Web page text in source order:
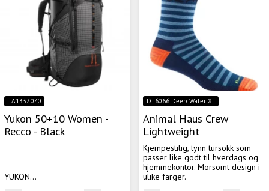
TA1337.040
Yukon 50+10 Women -
Recco - Black
YUKON...
DT6066 Deep Water XL
Animal Haus Crew
Lightweight
Kjempestilig, tynn tursokk som
passer like godt til hverdags og
hjemmekontor. Morsomt design i
ulike farger.